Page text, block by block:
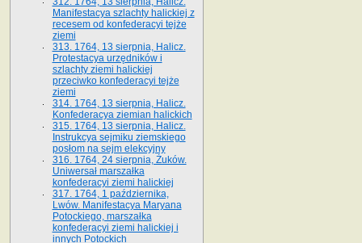
Manifestacya szlachty halickiej z
recesem od konfederacyi tejże
ziemi
313. 1764, 13 sierpnia, Halicz.
Protestacya urzędników i
szlachty ziemi halickiej
przeciwko konfederacyi tejże
ziemi
314. 1764, 13 sierpnia, Halicz.
Konfederacya ziemian halickich
315. 1764, 13 sierpnia, Halicz.
Instrukcya sejmiku ziemskiego
posłom na sejm elekcyjny
316. 1764, 24 sierpnia, Żuków.
Uniwersał marszałka
konfederacyi ziemi halickiej
317. 1764, 1 października,
Lwów. Manifestacya Maryana
Potockiego, marszałka
konfederacyi ziemi halickiej i
innych Potockich